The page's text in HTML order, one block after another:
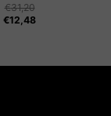
€31,20
€12,48